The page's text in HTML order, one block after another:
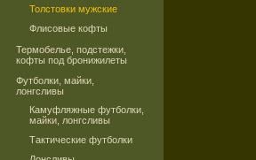
Толстовки мужские
Флисовые кофты
Термобелье, подстежки,
кофты под бронижилеты
Футболки, майки,
лонгсливы
Камуфляжные футболки,
майки, лонгсливы
Тактические футболки